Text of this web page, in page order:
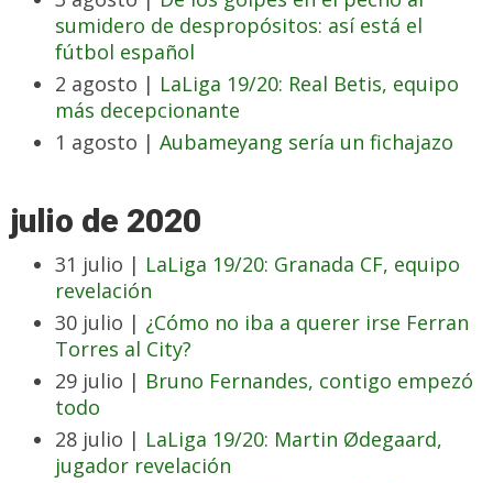
sumidero de despropósitos: así está el
fútbol español
2 agosto | LaLiga 19/20: Real Betis, equipo
más decepcionante
1 agosto | Aubameyang sería un fichajazo
julio de 2020
31 julio | LaLiga 19/20: Granada CF, equipo
revelación
30 julio | ¿Cómo no iba a querer irse Ferran
Torres al City?
29 julio | Bruno Fernandes, contigo empezó
todo
28 julio | LaLiga 19/20: Martin Ødegaard,
jugador revelación